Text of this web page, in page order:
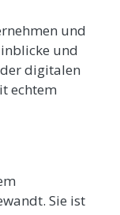
und
und
digitalen
echtem
Sie ist